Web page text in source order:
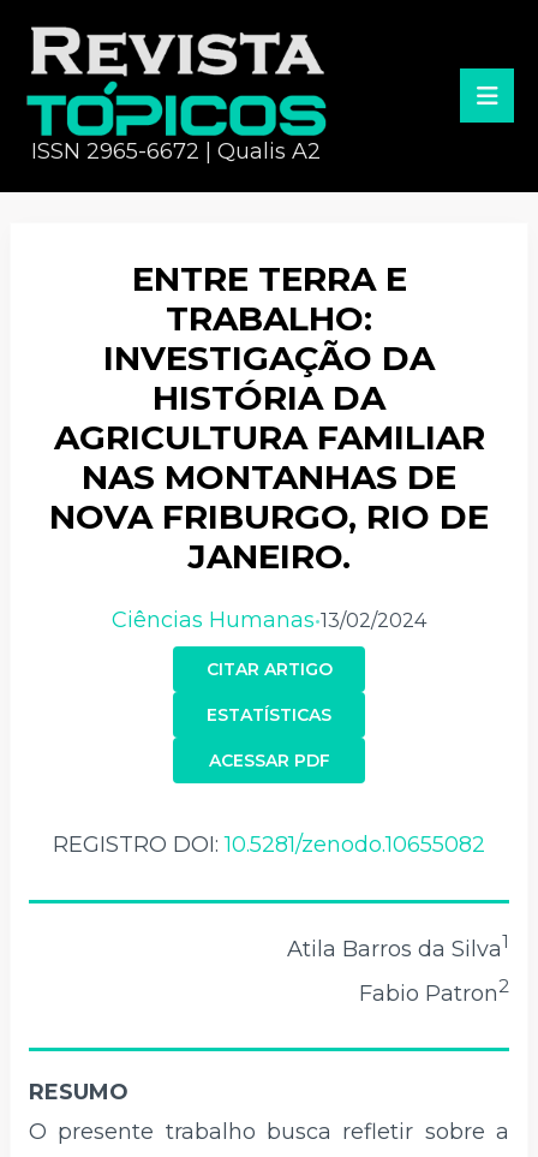
ISSN 2965-6672 | Qualis A2
ENTRE TERRA E
TRABALHO:
INVESTIGAÇÃO DA
HISTÓRIA DA
AGRICULTURA FAMILIAR
NAS MONTANHAS DE
NOVA FRIBURGO, RIO DE
JANEIRO.
Ciências Humanas•13/02/2024
CITAR ARTIGO
ACESSAR PDF
ESTATÍSTICAS
REGISTRO DOI:10.5281/zenodo.10655082
Atila Barros da Silva1
Fabio Patron2
RESUMO
O presente trabalho busca refletir sobre a